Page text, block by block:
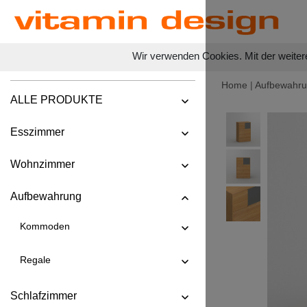
Wir verwenden Cookies. Mit der
ALLE PRODUKTE
Esszimmer
Wohnzimmer
Aufbewahrung
Kommoden
Regale
Schlafzimmer
Home |